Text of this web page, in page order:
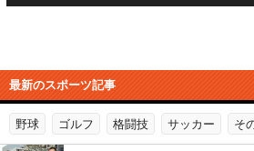
最新のスポーツ記事
野球 ゴルフ 格闘技 サッカー そ